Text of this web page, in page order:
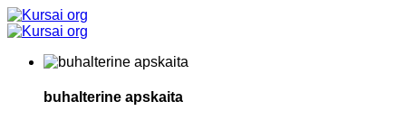
buhalterine apskaita